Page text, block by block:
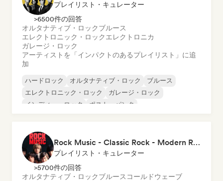
プレイリスト・キュレーター
>6500件の回答
オルタナティブ・ロックブルース
エレクトロニック・ロックエレクトロニカ
ガレージ・ロック
アーティストを「インパクトのあるプレイリスト」に追
加
ハードロック オルタナティブ・ロック
ブルース
エレクトロニック・ロック
ガレージ・ロック
インディー・ロック
ポスト・パンク
Rock Music - Classic Rock - Modern Rock
プレイリスト・キュレーター
>5700件の回答
オルタナティブ・ロックブルース コールドウェーブ